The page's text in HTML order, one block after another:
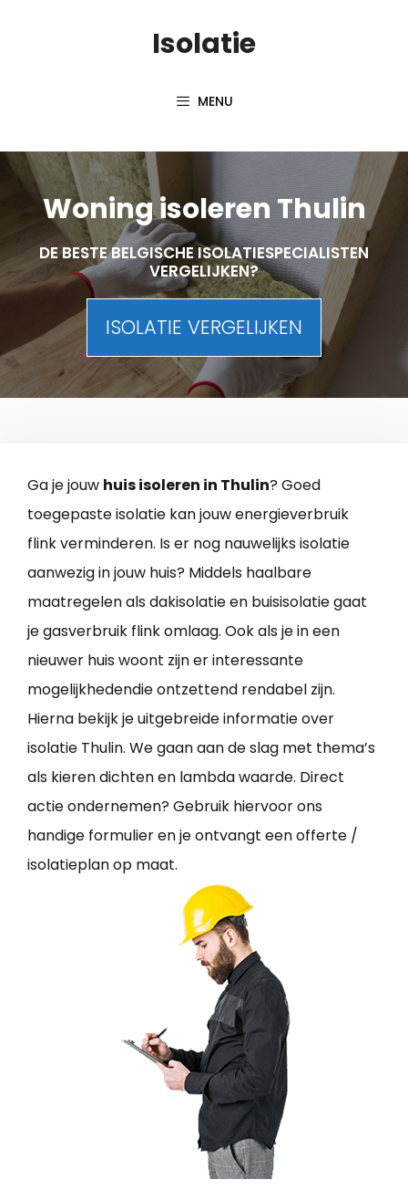
Isolatie
MENU
Woning isoleren Thulin
DE BESTE BELGISCHE ISOLATIESPECIALISTEN
VERGELIJKEN?
ISOLATIE VERGELIJKEN
Ga je jouw huis isoleren in Thulin? Goed
toegepaste isolatie kan jouw energieverbruik
flink verminderen. Is er nog nauwelijks isolatie
aanwezig in jouw huis? Middels haalbare
maatregelen als dakisolatie en buisisolatie gaat
je gasverbruik flink omlaag. Ook als je in een
nieuwer huis woont zijn er interessante
mogelijkhedendie ontzettend rendabel zijn.
Hierna bekijk je uitgebreide informatie over
isolatie Thulin. We gaan aan de slag met thema’s
als kieren dichten en lambda waarde. Direct
actie ondernemen? Gebruik hiervoor ons
handige formulier en je ontvangt een offerte /
isolatieplan op maat.